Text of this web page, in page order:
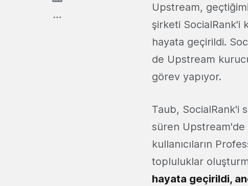
Upstream,
şirketi SocialRank'i
hayata geçirildi.
de Upstream
görev yapıyor.
Taub, SocialRank'i
süren Upstream'de
kullanıcıların
topluluklar
hayata geçirildi,